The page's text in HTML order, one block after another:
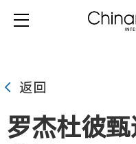
返回
罗杰杜彼